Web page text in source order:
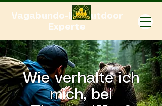
Vagabundo-Ihr Outdoor
Experte
Wie verhalte ich
mich, bei